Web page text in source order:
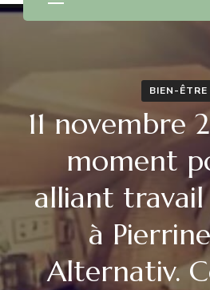
BIEN-ÊTRE
11 novembre
moment
alliant
à
Alternativ.